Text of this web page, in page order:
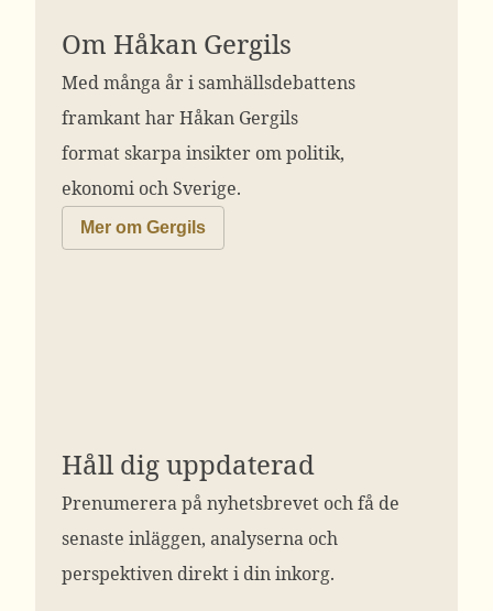
Om Håkan Gergils
Med många år i samhällsdebattens
framkant har Håkan Gergils
format skarpa insikter om politik,
ekonomi och Sverige.
Mer om Gergils
Håll dig uppdaterad
Prenumerera på nyhetsbrevet och få de
senaste inläggen, analyserna och
perspektiven direkt i din inkorg.